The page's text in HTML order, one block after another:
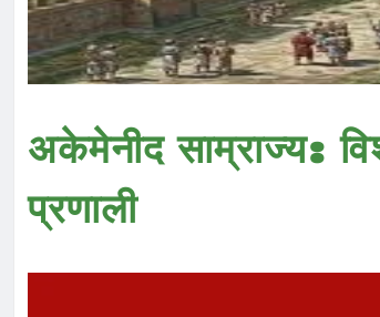
अकेमेनीद साम्राज्य:
प्रणाली